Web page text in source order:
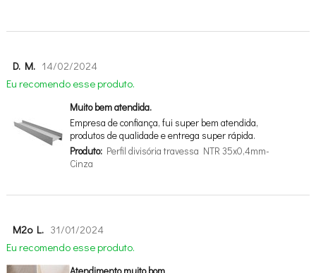
D. M. 14/02/2024
Eu recomendo esse produto.
Muito bem atendida.
Empresa de confiança, fui super bem atendida,
produtos de qualidade e entrega super rápida.
Produto:Perfil divisória travessa NTR 35x0,4mm-
Cinza
M2o L. 31/01/2024
Eu recomendo esse produto.